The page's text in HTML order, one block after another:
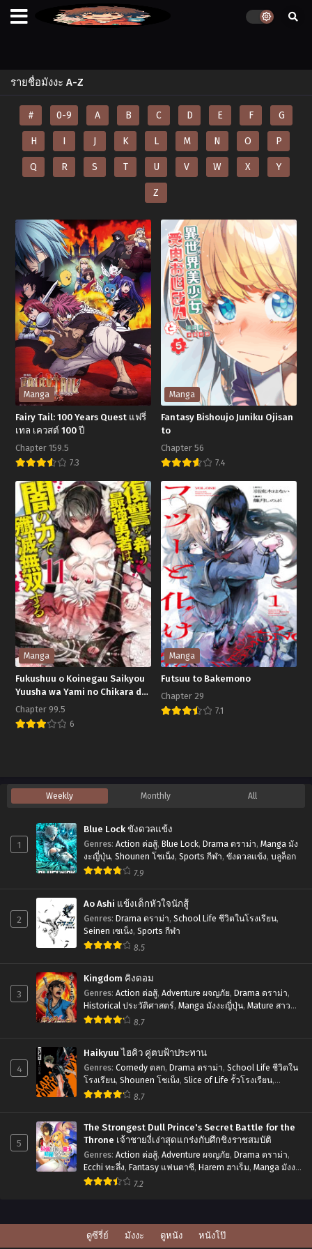
รายชื่อมังงะ A-Z
# 0-9 A B C D E F G
H I J K L M N O P
Q R S T U V W X Y
Z
Manga
Fairy Tail: 100 Years Quest แฟรี่
เทล เควสต์ 100 ปี
Chapter 159.5
7.3
Tail:
100
Years
Quest
แฟ
รี่
เทล
เควสต์
100
ปี
Manga
Fantasy Bishoujo Juniku Ojisan
to
Chapter 56
7.4
Bishoujo
Juniku
Ojisan
to
Manga
Fukushuu o Koinegau Saikyou
Yuusha wa Yami no Chikara de
Senmetsu Musou Suru ผู้กล้าเปิด
บัญชีแค้น
Chapter 99.5
6
Saikyou
wa
Yami
de
Senmetsu
Musou
ผู้
กล้า
แค้น
Manga
Futsuu to Bakemono
Chapter 29
7.1
Weekly Monthly All
1
Blue Lock ขังดวลแข้ง
Genres: Action ต่อสู้, Blue Lock, Drama ดราม่า, Manga มัง
งะญี่ปุ่น, Shounen โชเน็ง, Sports กีฬา, ขังดวลแข้ง, บลูล็อก
7.9
2
Ao Ashi แข้งเด็กหัวใจนักสู้
Genres: Drama ดราม่า, School Life ชีวิตในโรงเรียน,
Seinen เซเน็ง, Sports กีฬา
8.5
3
Kingdom คิงดอม
Genres: Action ต่อสู้, Adventure ผจญภัย, Drama ดราม่า,
Historical ประวัติศาสตร์, Manga มังงะญี่ปุ่น, Mature สาว
ใหญ่,Seinen เซเน็ง
8.7
4
Haikyuu ไฮคิว คู่ตบฟ้าประทาน
Genres: Comedy ตลก, Drama ดราม่า, School Life ชีวิตใน
โรงเรียน, Shounen โชเน็ง, Slice of Life รั้วโรงเรียน,
Sports กีฬา
8.7
5
The Strongest Dull Prince's Secret Battle for the
Throne เจ้าชายงี่เง่าสุดแกร่งกับศึกชิงราชสมบัติ
Genres: Action ต่อสู้, Adventure ผจญภัย, Drama ดราม่า,
Ecchi ทะลึ่ง, Fantasy แฟนตาซี, Harem ฮาเร็ม, Manga มังงะ
ญี่ปุ่น,Romance โรแมนติก
7.2
ดูซีรี่ย์ มังงะ ดูหนัง หนังโป๊